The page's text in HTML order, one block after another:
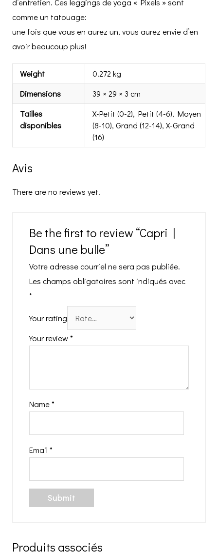
d’entretien. Ces leggings de yoga « Pixels » sont
comme un tatouage:
une fois que vous en aurez un, vous aurez envie d’en
avoir beaucoup plus!
Weight
0.272 kg
Dimensions
39 × 29 × 3 cm
Tailles
disponibles
X-Petit (0-2), Petit (4-6), Moyen
(8-10), Grand (12-14), X-Grand
(16)
Avis
There are no reviews yet.
Be the first to review “Capri |
Dans une bulle”
Votre adresse courriel ne sera pas publiée.
Les champs obligatoires sont indiqués avec
*
Your rating
Your review*
Name*
Email*
Produits associés